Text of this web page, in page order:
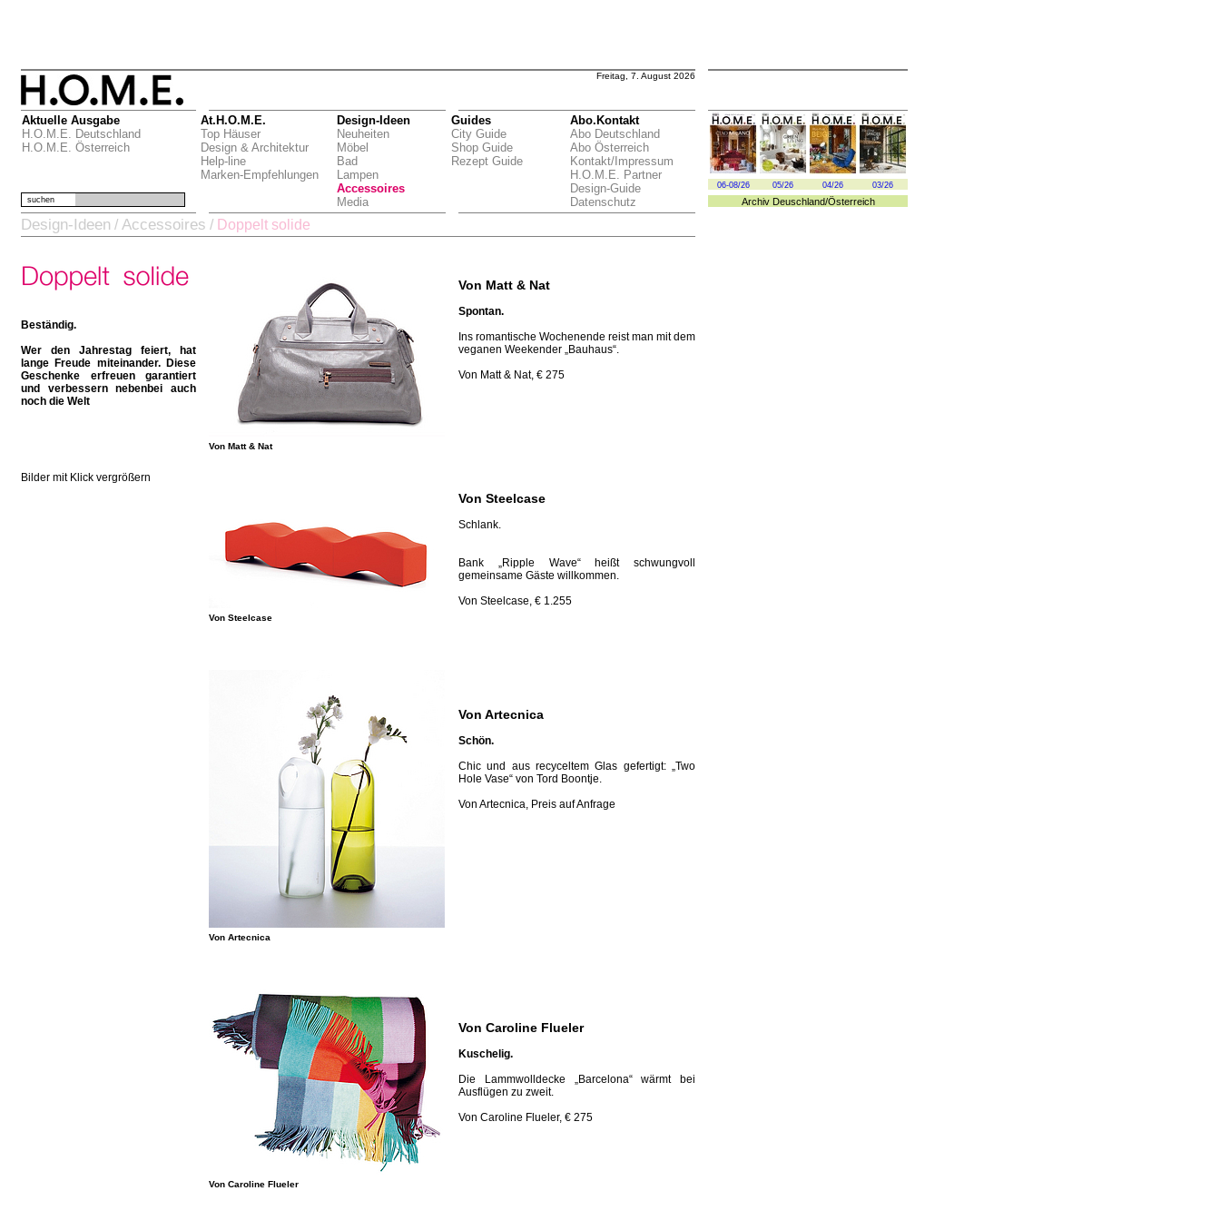
Freitag, 7. August 2026
Aktuelle Ausgabe
H.O.M.E. Deutschland
H.O.M.E. Österreich
At.H.O.M.E.
Top Häuser
Design & Architektur
Help-line
Marken-Empfehlungen
Design-Ideen
Neuheiten
Möbel
Bad
Lampen
Accessoires
Media
Guides
City Guide
Shop Guide
Rezept Guide
Abo.Kontakt
Abo Deutschland
Abo Österreich
Kontakt/Impressum
H.O.M.E. Partner
Design-Guide
Datenschutz
06-08/26 05/26 04/26 03/26
Archiv Deuschland/Österreich
suchen
Design-Ideen / Accessoires / Doppelt solide
Beständig.
Wer den Jahrestag feiert, hat
lange Freude miteinander. Diese
Geschenke erfreuen garantiert
und verbessern nebenbei auch
noch die Welt
Bilder mit Klick vergrößern
Von Matt & Nat
Von Matt & Nat
Spontan.
Ins romantische Wochenende reist man mit dem
veganen Weekender „Bauhaus“.
Von Matt & Nat, € 275
Von ­Steelcase
Von ­Steelcase
Schlank.
Bank „Ripple Wave“ heißt schwungvoll
gemeinsame Gäste willkommen.
Von ­Steelcase, € 1.255
Von ­Artecnica
Von ­Artecnica
Schön.
Chic und aus recyceltem Glas gefertigt: „Two
Hole Vase“ von Tord Boontje.
Von ­Artecnica, Preis auf Anfrage
Von Caroline Flueler
Von Caroline Flueler
Kuschelig.
Die Lammwolldecke „Barcelona“ wärmt bei
Ausflügen zu zweit.
Von Caroline Flueler, € 275